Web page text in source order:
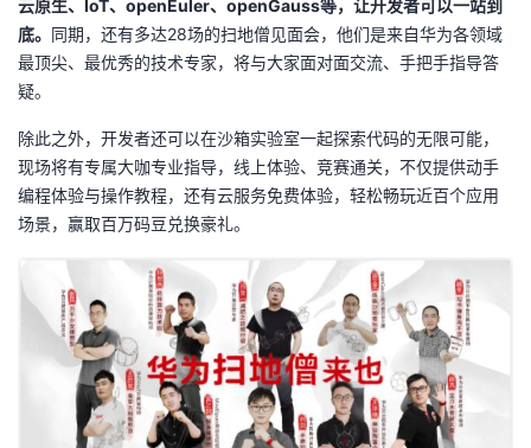
云原生、IoT、openEuler、openGauss等，让开发者可以一站到
底。 同期，还有多达28场的扫地僧见面会，他们是来自华为各领域
最顶尖、最优秀的技术专家，将与大家面对面交流、手把手指导答
疑。
除此之外，开发者还可以在沙箱实验室一起探索代码的无限可能，
现场将有专属大咖专业指导，线上体验、竞赛通关，不仅提供动手
编程体验与操作教程，还有云服务免费体验，轻松畅玩近百个应用
场景，赢取百万码豆兑换豪礼。